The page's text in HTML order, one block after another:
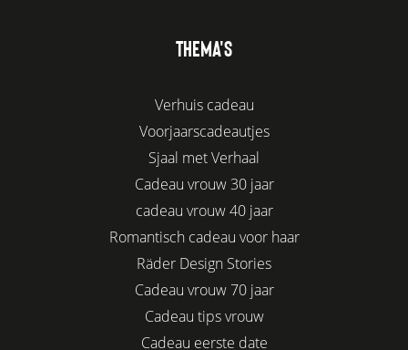
THEMA'S
Verhuis cadeau
Voorjaarscadeautjes
Sjaal met Verhaal
Cadeau vrouw 30 jaar
cadeau vrouw 40 jaar
Romantisch cadeau voor haar
Räder Design Stories
Cadeau vrouw 70 jaar
Cadeau tips vrouw
Cadeau eerste date